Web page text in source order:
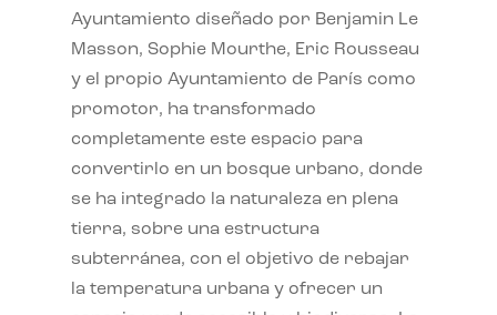
Ayuntamiento diseñado por Benjamin Le
Masson, Sophie Mourthe, Eric Rousseau
y el propio Ayuntamiento de París como
promotor, ha transformado
completamente este espacio para
convertirlo en un bosque urbano, donde
se ha integrado la naturaleza en plena
tierra, sobre una estructura
subterránea, con el objetivo de rebajar
la temperatura urbana y ofrecer un